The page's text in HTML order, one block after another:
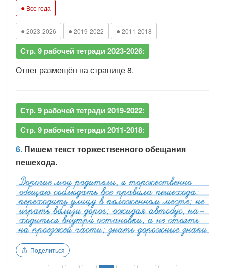
● Все года
● 2023-2026 ● 2019-2022 ● 2011-2018
Стр. 9 рабочей тетради 2023-2026:
Ответ размещён на странице 8.
Стр. 9 рабочей тетради 2019-2022:
Стр. 9 рабочей тетради 2011-2018:
6. Пишем текст торжественного обещания
пешехода.
Поделиться